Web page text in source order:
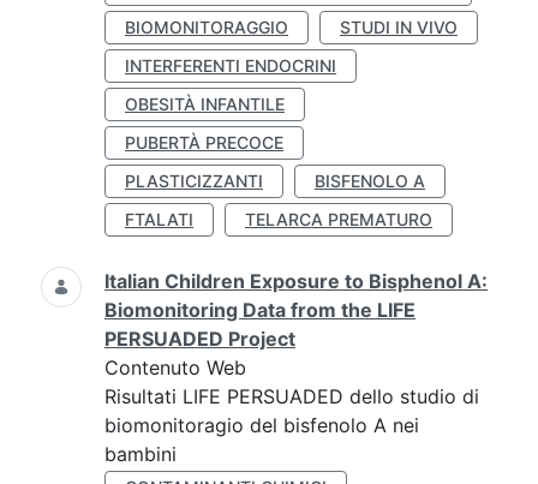
BIOMONITORAGGIO
STUDI IN VIVO
INTERFERENTI ENDOCRINI
OBESITÀ INFANTILE
PUBERTÀ PRECOCE
PLASTICIZZANTI
BISFENOLO A
FTALATI
TELARCA PREMATURO
Italian Children Exposure to Bisphenol A:
Biomonitoring Data from the LIFE
PERSUADED Project
Contenuto Web
Risultati LIFE PERSUADED dello studio di
biomonitoragio del bisfenolo A nei
bambini